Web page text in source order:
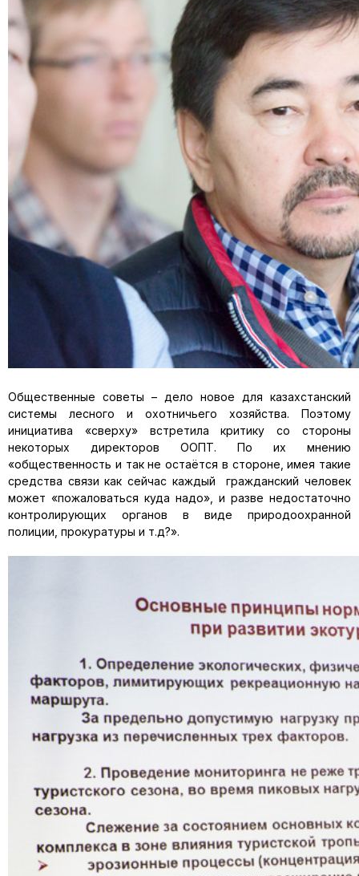
Общественные советы – дело новое для казахстанский
системы лесного и охотничьего хозяйства. Поэтому
инициатива «сверху» встретила критику со стороны
некоторых директоров ООПТ. По их мнению
«общественность и так не остаётся в стороне, имея такие
средства связи как сейчас каждый гражданский человек
может «пожаловаться куда надо», и разве недостаточно
контролирующих органов в виде природоохранной
полиции, прокуратуры и т.д?».